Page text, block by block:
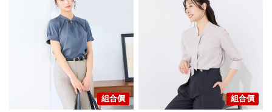
組合價 組合價